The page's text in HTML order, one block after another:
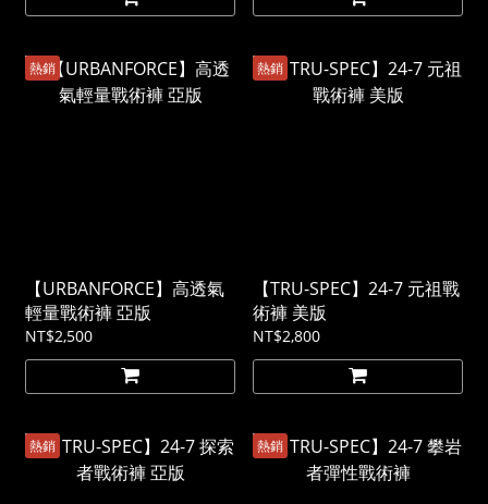
熱銷
【URBANFORCE】高透氣
輕量戰術褲 亞版
NT$2,500
熱銷
【TRU-SPEC】24-7 元祖戰
術褲 美版
NT$2,800
熱銷 熱銷